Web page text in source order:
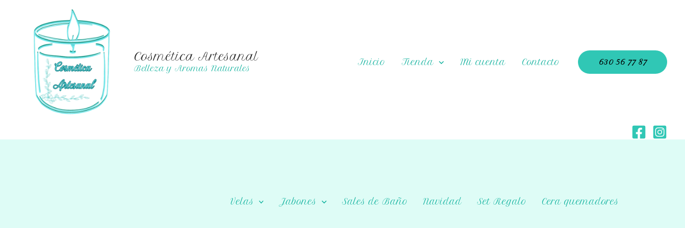
contenido
Cosmética Artesanal
Belleza y Aromas Naturales
Inicio Tienda Mi cuenta Contacto 630 56 77 87
Velas Jabones Sales de Baño Navidad Set Regalo Cera quemadores